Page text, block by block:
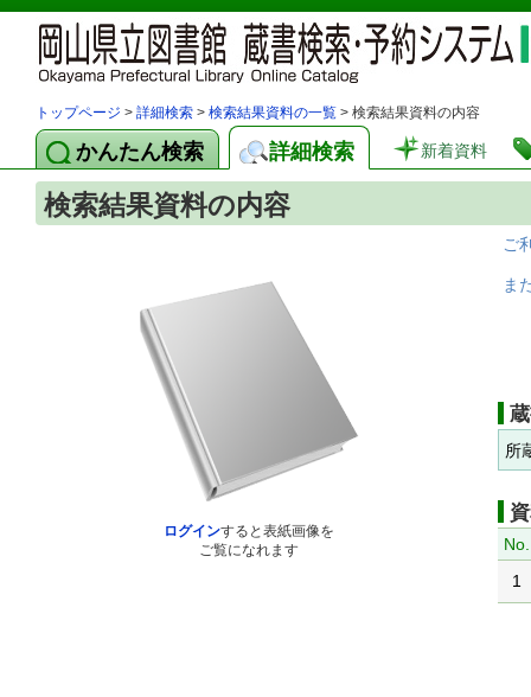
トップページ > 詳細検索 > 検索結果資料の一覧 > 検索結果資料の内容
かんたん検索 詳細検索 新着資料
検索結果資料の内容
ログインすると表紙画像を
ご覧になれます
ご
ま
所
No.
1